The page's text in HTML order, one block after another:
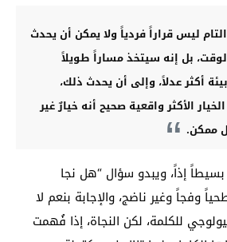
ليس قراراً فردياً ولا يمكن أن يحدث
بل إنه سيتخذ مساراً طويلاً
أكثر عدلاً، وإلى أن يحدث ذلك،
الأكثر واقعية صحيح أنه خيارٌ غير
ممكن.
إذاً، ويبدو سؤال “هل نجا
وفجاً وغير ناضج، والإجابة بنعم لا
للكلمة، لكن النجاة، إذا فُهمت